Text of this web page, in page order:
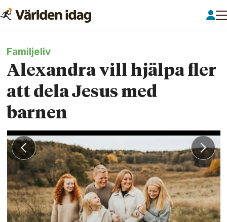
Familjeliv
Alexandra vill hjälpa fler
att dela Jesus med
barnen